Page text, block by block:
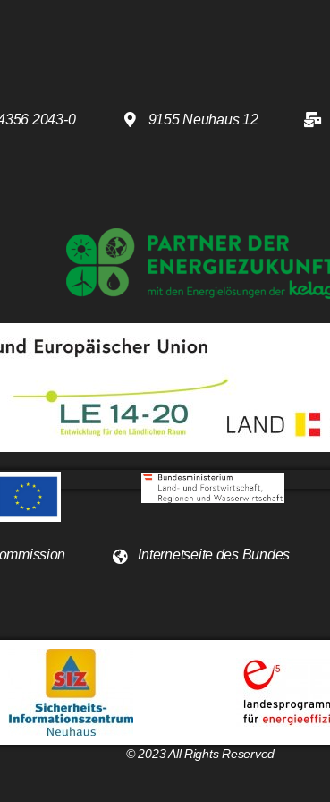
2043-0 9155 Neuhaus 12
Internetseite des Bundes
© 2023 All Rights Reserved